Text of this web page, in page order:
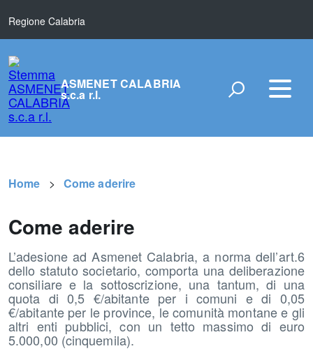
Regione Calabria
ASMENET CALABRIA
s.c.a r.l.
Home Come aderire
Come aderire
L’adesione ad Asmenet Calabria, a norma dell’art.6
dello statuto societario, comporta una deliberazione
consiliare e la sottoscrizione, una tantum, di una
quota di 0,5 €/abitante per i comuni e di 0,05
€/abitante per le province, le comunità montane e gli
altri enti pubblici, con un tetto massimo di euro
5.000,00 (cinquemila).